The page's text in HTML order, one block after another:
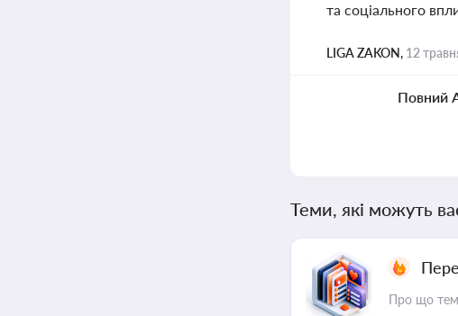
та соціального
LIGA ZAKON, 12
Повний
Теми, які можуть
Про що